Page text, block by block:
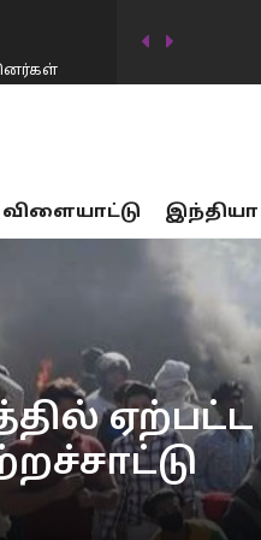
சட்டம்
விளையாட்டு இந்தியா